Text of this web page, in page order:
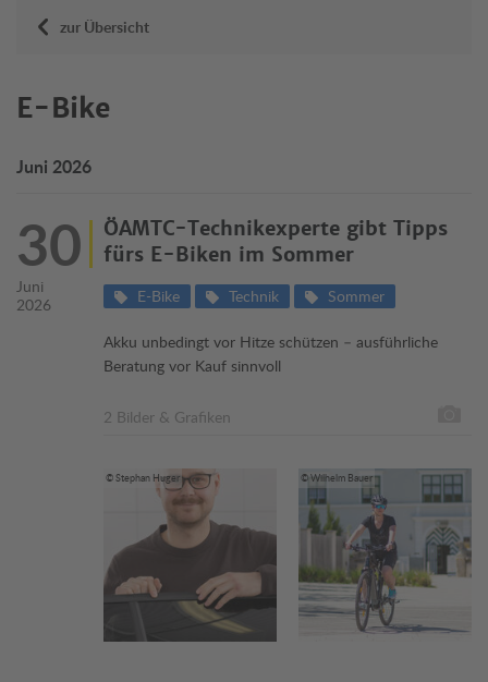
zur Übersicht
E-Bike
Juni 2026
30
Juni
2026
ÖAMTC-Technikexperte gibt Tipps
fürs E-Biken im Sommer
E-Bike Technik Sommer
Akku unbedingt vor Hitze schützen – ausführliche
Beratung vor Kauf sinnvoll
2 Bilder & Grafiken
© Stephan Huger © Wilhelm Bauer